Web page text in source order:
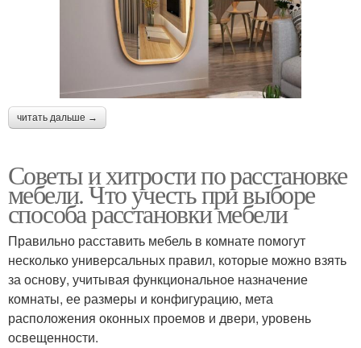
читать дальше →
Советы и хитрости по расстановке
мебели. Что учесть при выборе
способа расстановки мебели
Правильно расставить мебель в комнате помогут
несколько универсальных правил, которые можно взять
за основу, учитывая функциональное назначение
комнаты, ее размеры и конфигурацию, мета
расположения оконных проемов и двери, уровень
освещенности.